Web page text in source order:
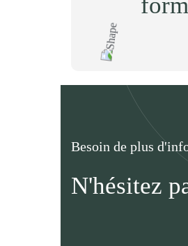
Besoin de plus
N'hésitez